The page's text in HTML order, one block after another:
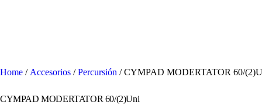
Home / Accesorios /Percursión / CYMPAD MODERTATOR 60/
CYMPAD MODERTATOR 60/(2)Uni